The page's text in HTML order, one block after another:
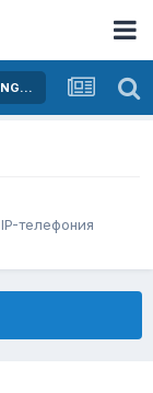
Телефония: классическая, IP-телефония (VoIP), NGN сети
телефония